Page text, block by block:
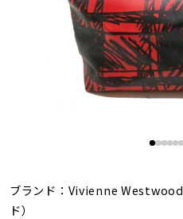
ブランド： Vivienne Westwood
ド）